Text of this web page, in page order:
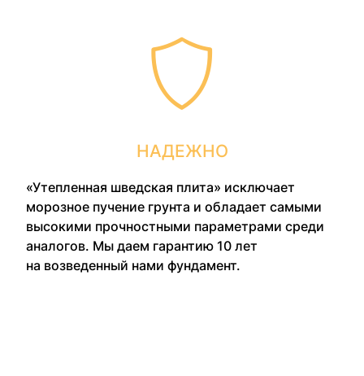
НАДЕЖНО
«Утепленная шведская плита» исключает
морозное пучение грунта и обладает самыми
высокими прочностными параметрами среди
аналогов. Мы даем гарантию 10 лет
на возведенный нами фундамент.